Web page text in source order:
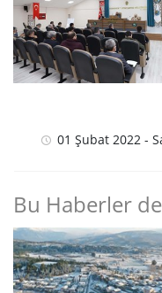
01 Şubat 2022 -
Bu Haberler